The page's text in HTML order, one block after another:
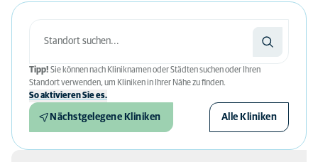
Tipp! Sie können nach Kliniknamen oder Städten suchen oder Ihren
Standort verwenden, um Kliniken in Ihrer Nähe zu finden.
So aktivieren Sie es.
Nächstgelegene Kliniken Alle Kliniken